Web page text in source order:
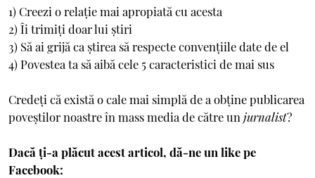
1) Creezi o relație mai apropiată cu acesta
2) Îi trimiți doar lui știri
3) Să ai grijă ca știrea să respecte convențiile date de el
4) Povestea ta să aibă cele 5 caracteristici de mai sus
Credeți că există o cale mai simplă de a obține publicarea
poveștilor noastre în mass media de către un jurnalist?
Dacă ți-a plăcut acest articol, dă-ne un like pe
Facebook: